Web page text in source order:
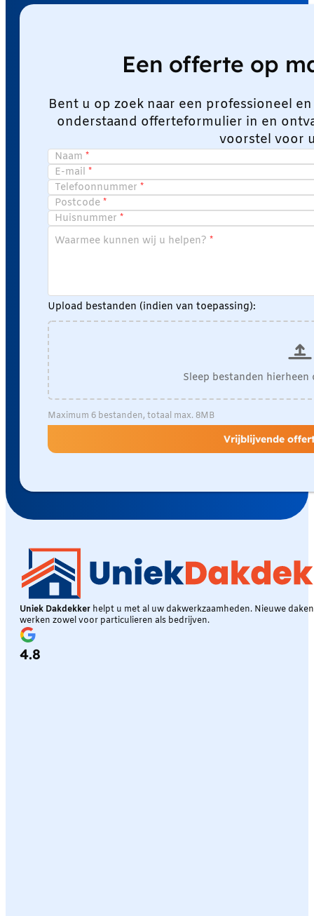
Een offerte op
Bent u op zoek naar een professioneel
onderstaand offerteformulier in en
voorstel voor
Naam
E-mail
Telefoonnummer
Postcode
Huisnummer
Waarmee kunnen wij u helpen?
Upload bestanden (indien van toepassing):
Sleep bestanden
Maximum 6 bestanden, totaal max. 8MB
Vrijblijvende
Uniek Dakdekker helpt u met al uw dakwerkzaamheden. Nieuwe
werken zowel voor particulieren als bedrijven.
4.8